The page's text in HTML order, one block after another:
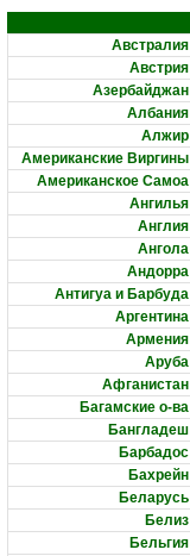
Австралия
Австрия
Азербайджан
Албания
Алжир
Американские Виргины
Американское Самоа
Ангилья
Англия
Ангола
Андорра
Антигуа и Барбуда
Аргентина
Армения
Аруба
Афганистан
Багамские о-ва
Бангладеш
Барбадос
Бахрейн
Беларусь
Белиз
Бельгия